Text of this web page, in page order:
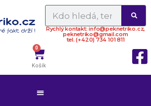
Rychlý kontakt: info@peknetriko.cz,
peknetriko@gmail.com
tel. (+420) 734 101 811
0
Košík